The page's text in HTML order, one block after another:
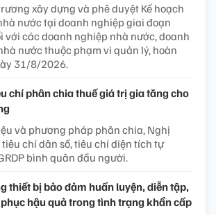
xây dựng và phê duyệt Kế hoạch
nước tại doanh nghiệp giai đoạn
với các doanh nghiệp nhà nước, doanh
nước thuộc phạm vi quản lý, hoàn
31/8/2026.
chí phân chia thuế giá trị gia tăng cho
và phương pháp phân chia, Nghị
chí dân số, tiêu chí diện tích tự
bình quân đầu người.
thiết bị bảo đảm huấn luyện, diễn tập,
hậu quả trong tình trạng khẩn cấp